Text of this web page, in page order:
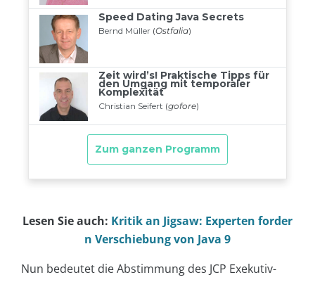
Lesen Sie auch: Kritik an Jigsaw: Experten forder
n Verschiebung von Java 9
Nun bedeutet die Abstimmung des JCP Exekutiv-